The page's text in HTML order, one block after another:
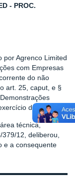
- PROC.
por Agrenco Limited
com Empresas
do não
art. 25, caput, e §
de 2011.
técnica,
12, deliberou,
e a consequente